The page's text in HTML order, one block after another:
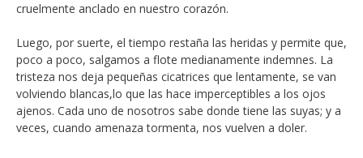
cruelmente anclado en nuestro corazón.
Luego, por suerte, el tiempo restaña las heridas y permite que,
poco a poco, salgamos a flote medianamente indemnes. La
tristeza nos deja pequeñas cicatrices que lentamente, se van
volviendo blancas,lo que las hace imperceptibles a los ojos
ajenos. Cada uno de nosotros sabe donde tiene las suyas; y a
veces, cuando amenaza tormenta, nos vuelven a doler.